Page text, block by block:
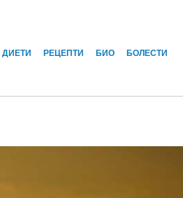
ДИЕТИ РЕЦЕПТИ БИО БОЛЕСТИ